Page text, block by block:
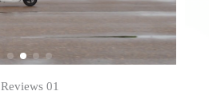
Reviews 01